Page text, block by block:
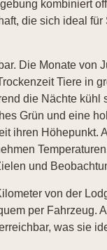
kombiniert
die sich ideal für
Die Monate von
Tiere in
die Nächte kühl
Grün und eine
ihren Höhepunkt.
und
von der
per Fahrzeug.
was sie